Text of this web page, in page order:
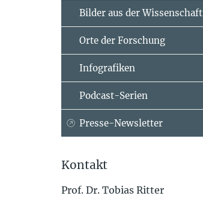
Bilder aus der Wissenschaft
Orte der Forschung
Infografiken
Podcast-Serien
Presse-Newsletter
Kontakt
Prof. Dr. Tobias Ritter